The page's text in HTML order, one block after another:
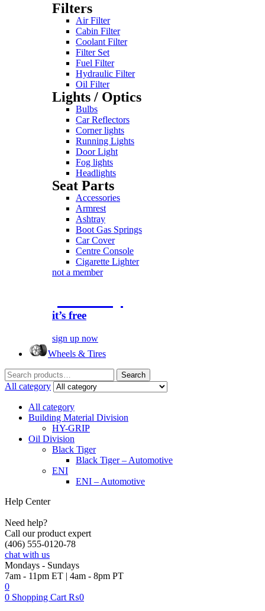
Filters
Air Filter
Cabin Filter
Coolant Filter
Filter Set
Fuel Filter
Hydraulic Filter
Oil Filter
Lights / Optics
Bulbs
Car Reflectors
Corner lights
Running Lights
Door Light
Fog lights
Headlights
Seat Parts
Accessories
Armrest
Ashtray
Boot Gas Springs
Car Cover
Centre Console
Cigarette Lighter
not a member
it’s free
sign up now
Wheels & Tires
Search
for:
Search
All category
All category
Building Material Division
HY-GRIP
Oil Division
Black Tiger
Black Tiger – Automotive
ENI
ENI – Automotive
Help Center
Need help?
Call our product expert
(406) 555-0120-78
chat with us
Mondays - Sundays
7am - 11pm ET | 4am - 8pm PT
0
0 Shopping Cart ₨0